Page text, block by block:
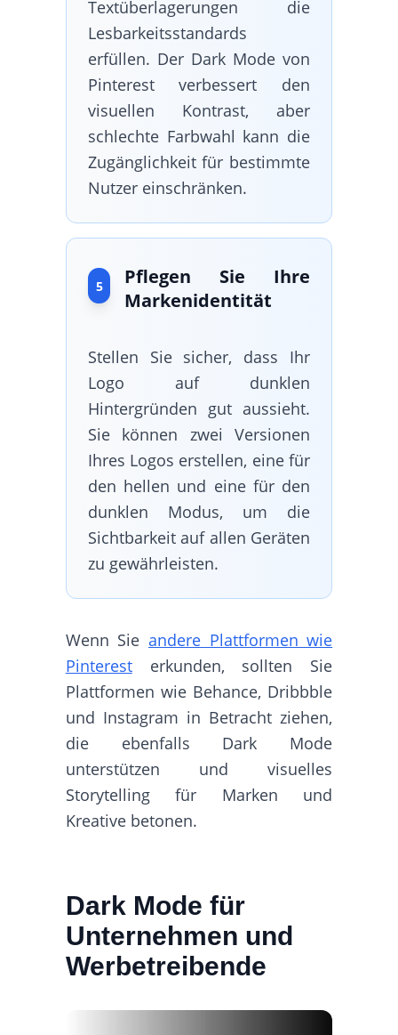
Textüberlagerungen die
Lesbarkeitsstandards
erfüllen. Der Dark Mode von
Pinterest verbessert den
visuellen Kontrast, aber
schlechte Farbwahl kann die
Zugänglichkeit für bestimmte
Nutzer einschränken.
5
Pflegen Sie Ihre
Markenidentität
Stellen Sie sicher, dass Ihr
Logo auf dunklen
Hintergründen gut aussieht.
Sie können zwei Versionen
Ihres Logos erstellen, eine für
den hellen und eine für den
dunklen Modus, um die
Sichtbarkeit auf allen Geräten
zu gewährleisten.
Wenn Sie andere Plattformen wie
Pinteresterkunden, sollten Sie
Plattformen wie Behance, Dribbble
und Instagram in Betracht ziehen,
die ebenfalls Dark Mode
unterstützen und visuelles
Storytelling für Marken und
Kreative betonen.
Dark Mode für
Unternehmen und
Werbetreibende